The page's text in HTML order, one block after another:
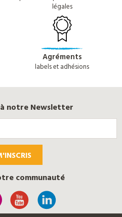
légales
Agréments
labels et adhésions
notre Newsletter
communauté